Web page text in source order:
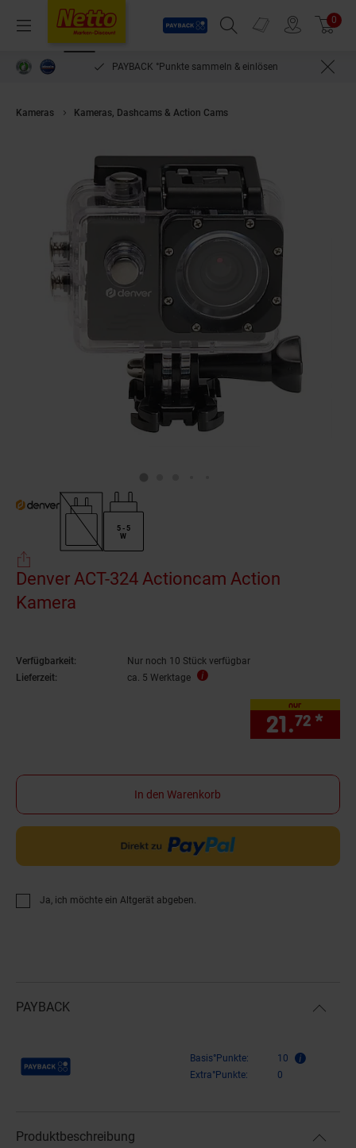
Menü
Payback
Suchfeld einblenden
Prospekte 0
PAYBACK °Punkte sammeln & einlösen
Kameras Kameras, Dashcams & Action Cams
5 - 5
W
Denver ACT-324 Actioncam Action
Kamera
Verfügbarkeit:
Nur noch 10 Stück verfügbar
Lieferzeit:
ca. 5 Werktage
nur
21.72 *
In den Warenkorb
Ja, ich möchte ein Altgerät abgeben.
PAYBACK
Payback Punkte Basis°Punkte:
10
Extra°Punkte:
0
Produktbeschreibung